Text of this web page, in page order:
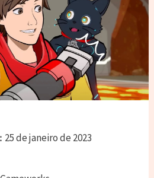
25 de janeiro de 2023